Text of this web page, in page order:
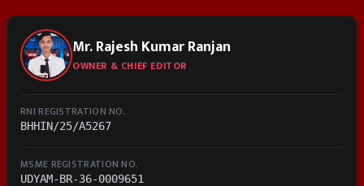
Mr. Rajesh Kumar Ranjan
OWNER & CHIEF EDITOR
RNI REGISTRATION NO.
BHHIN/25/A5267
MSME REGISTRATION NO.
UDYAM-BR-36-0009651